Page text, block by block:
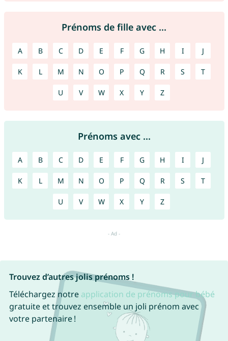
Prénoms de fille avec ...
A B C D E F G H I J
K L M N O P Q R S T
U V W X Y Z
Prénoms avec ...
A B C D E F G H I J
K L M N O P Q R S T
U V W X Y Z
Trouvez d’autres jolis prénoms !
Téléchargez notre application de prénoms pour bébé
gratuite et trouvez ensemble un joli prénom avec
votre partenaire !